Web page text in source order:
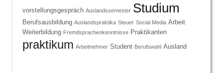
vorstellungsgespräch Auslandssemester Studium
Berufsausbildung Auslandspraktika Steuer Social Media Arbeit
Weiterbildung Fremdsprachenkenntnisse Praktikanten
praktikum Arbeitnehmer Student Berufswahl Ausland